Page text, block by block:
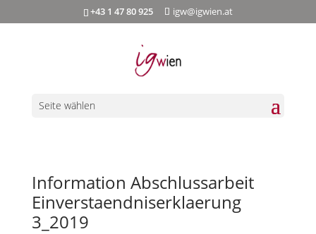
+43 1 47 80 925 igw@igwien.at
Seite wählen
Information Abschlussarbeit
Einverstaendniserklaerung
3_2019